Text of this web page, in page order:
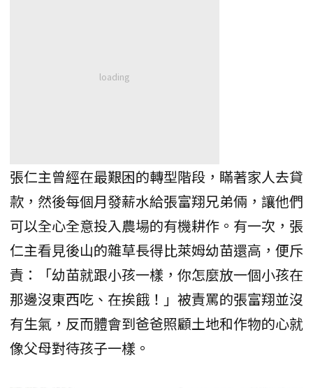
張仁主曾經在最艱困的轉型階段，瞞著家人去貸
款，然後每個月發薪水給張富翔兄弟倆，讓他們
可以全心全意投入農場的有機耕作。有一次，張
仁主看見後山的雜草長得比萊姆幼苗還高，便斥
責：「幼苗就跟小孩一樣，你怎麼放一個小孩在
那邊沒東西吃、在挨餓！」被責罵的張富翔並沒
有生氣，反而體會到爸爸照顧土地和作物的心就
像父母對待孩子一樣。